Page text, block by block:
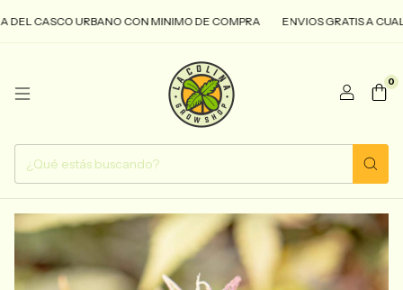
URBANO CON MINIMO DE COMPRA ENVIOS GRATIS A
0